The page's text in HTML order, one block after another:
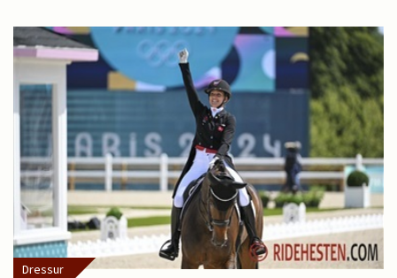
Dressur